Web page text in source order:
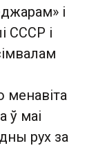
і
СССР і
ў маі
рух за